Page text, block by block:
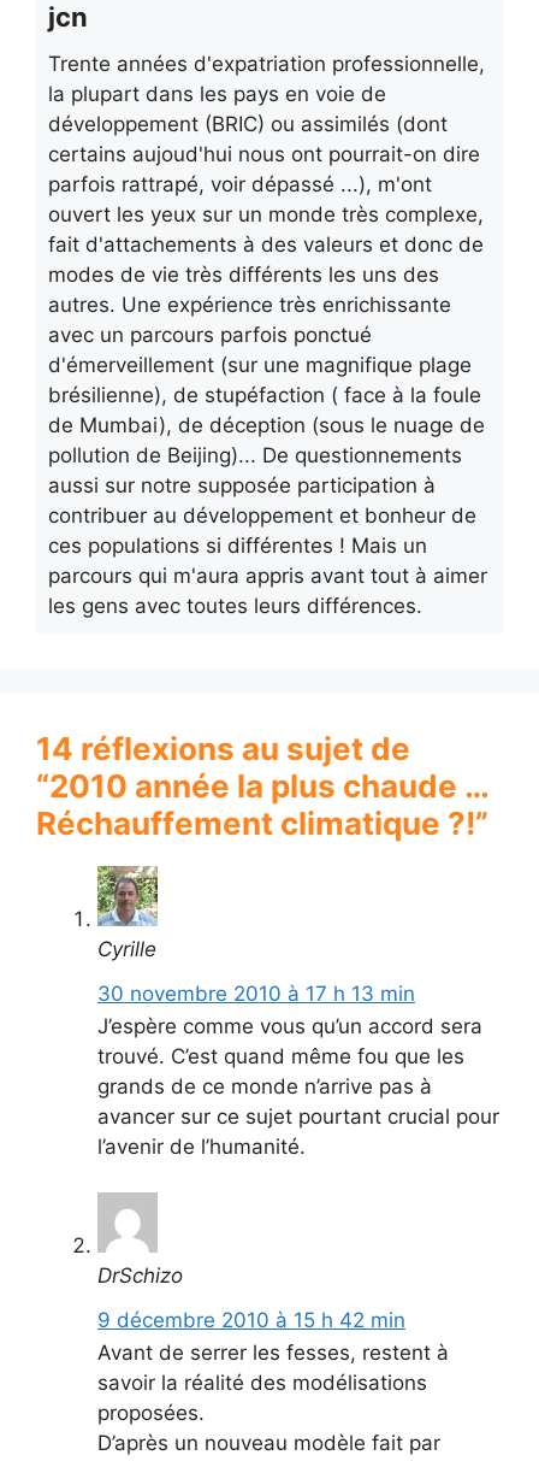
jcn
Trente années d'expatriation professionnelle,
la plupart dans les pays en voie de
développement (BRIC) ou assimilés (dont
certains aujoud'hui nous ont pourrait-on dire
parfois rattrapé, voir dépassé ...), m'ont
ouvert les yeux sur un monde très complexe,
fait d'attachements à des valeurs et donc de
modes de vie très différents les uns des
autres. Une expérience très enrichissante
avec un parcours parfois ponctué
d'émerveillement (sur une magnifique plage
brésilienne), de stupéfaction ( face à la foule
de Mumbai), de déception (sous le nuage de
pollution de Beijing)... De questionnements
aussi sur notre supposée participation à
contribuer au développement et bonheur de
ces populations si différentes ! Mais un
parcours qui m'aura appris avant tout à aimer
les gens avec toutes leurs différences.
14 réflexions au sujet de
“2010 année la plus chaude …
Réchauffement climatique ?!”
Cyrille
30 novembre 2010 à 17 h 13 min
J’espère comme vous qu’un accord sera
trouvé. C’est quand même fou que les
grands de ce monde n’arrive pas à
avancer sur ce sujet pourtant crucial pour
l’avenir de l’humanité.
DrSchizo
9 décembre 2010 à 15 h 42 min
Avant de serrer les fesses, restent à
savoir la réalité des modélisations
proposées.
D’après un nouveau modèle fait par